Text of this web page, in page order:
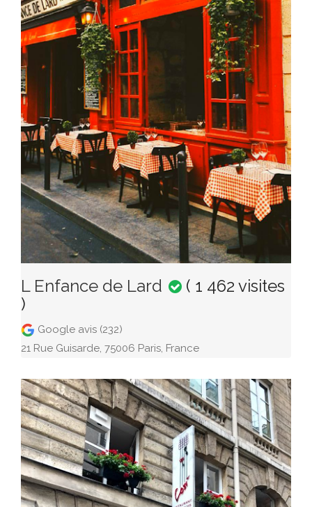
L Enfance de Lard
( 1 462 visites
)
Google avis (232)
21 Rue Guisarde, 75006 Paris, France